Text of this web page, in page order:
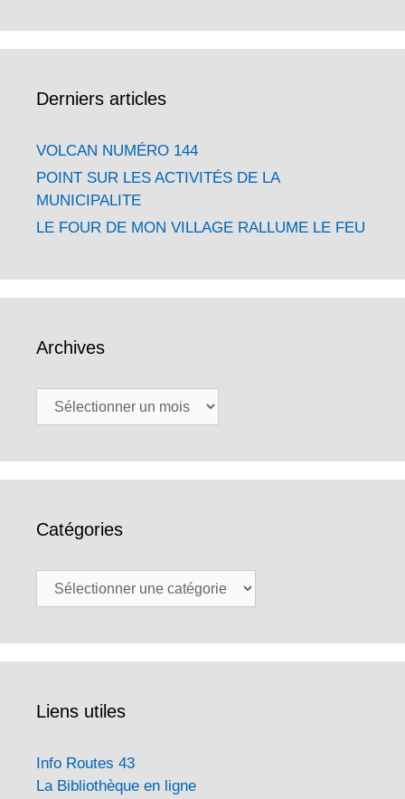
Derniers articles
VOLCAN NUMÉRO 144
POINT SUR LES ACTIVITÉS DE LA
MUNICIPALITE
LE FOUR DE MON VILLAGE RALLUME LE FEU
Archives
Archives
Catégories
Catégories
Liens utiles
Info Routes 43
La Bibliothèque en ligne